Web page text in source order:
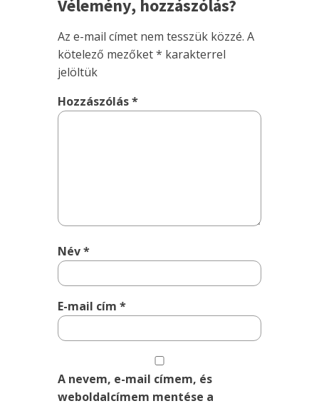
Vélemény, hozzászólás?
Az e-mail címet nem tesszük közzé. A
kötelező mezőket* karakterrel
jelöltük
Hozzászólás*
Név*
E-mail cím*
A nevem, e-mail címem, és
weboldalcímem mentése a